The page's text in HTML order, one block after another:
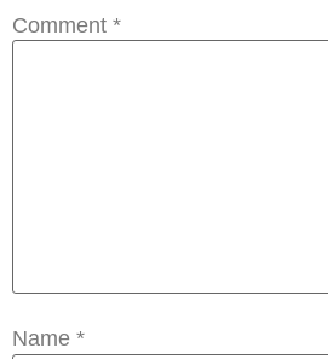
Comment *
Name *